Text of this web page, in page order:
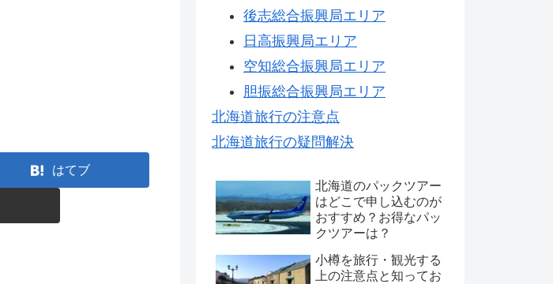
はてブ
後志総合振興局エリア
日高振興局エリア
空知総合振興局エリア
胆振総合振興局エリア
北海道旅行の注意点
北海道旅行の疑問解決
北海道のパックツアー
はどこで申し込むのが
おすすめ？お得なパッ
クツアーは？
小樽を旅行・観光する
上の注意点と知ってお